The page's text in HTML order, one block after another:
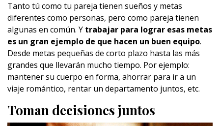
Tanto tú como tu pareja tienen sueños y metas
diferentes como personas, pero como pareja tienen
algunas en común. Y trabajar para lograr esas metas
es un gran ejemplo de que hacen un buen equipo.
Desde metas pequeñas de corto plazo hasta las más
grandes que llevarán mucho tiempo. Por ejemplo:
mantener su cuerpo en forma, ahorrar para ir a un
viaje romántico, rentar un departamento juntos, etc.
Toman decisiones juntos